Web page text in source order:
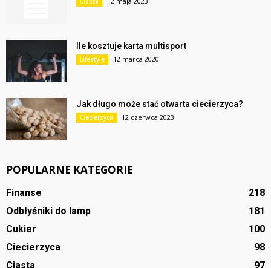
Ile kosztuje karta multisport
Lifestyle 12 marca 2020
Jak długo może stać otwarta ciecierzyca?
Ciecierzyca 12 czerwca 2023
POPULARNE KATEGORIE
Finanse
218
Odbłyśniki do lamp
181
Cukier
100
Ciecierzyca
98
Ciasta
97